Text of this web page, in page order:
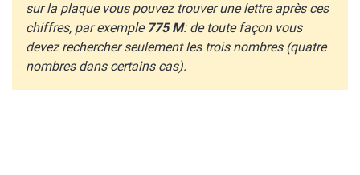
sur la plaque vous pouvez trouver une lettre après ces
chiffres, par exemple 775 M: de toute façon vous
devez rechercher seulement les trois nombres (quatre
nombres dans certains cas).